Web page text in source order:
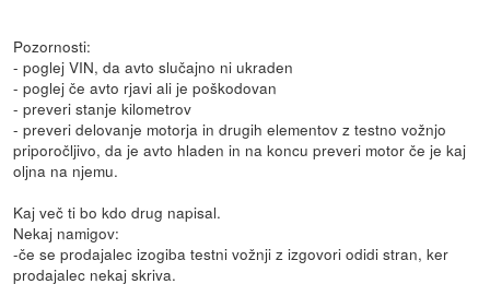
Pozornosti:
- poglej VIN, da avto slučajno ni ukraden
- poglej če avto rjavi ali je poškodovan
- preveri stanje kilometrov
- preveri delovanje motorja in drugih elementov z testno vožnjo
priporočljivo, da je avto hladen in na koncu preveri motor če je kaj
oljna na njemu.
Kaj več ti bo kdo drug napisal.
Nekaj namigov:
-če se prodajalec izogiba testni vožnji z izgovori odidi stran, ker
prodajalec nekaj skriva.